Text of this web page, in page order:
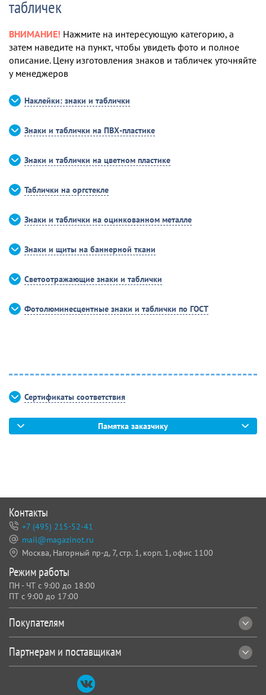
табличек
ВНИМАНИЕ! Нажмите на интересующую категорию, а
затем наведите на пункт, чтобы увидеть фото и полное
описание. Цену изготовления знаков и табличек уточняйте
у менеджеров
Наклейки: знаки и таблички
Знаки и таблички на ПВХ-пластике
Знаки и таблички на цветном пластике
Таблички на оргстекле
Знаки и таблички на оцинкованном металле
Знаки и щиты на баннерной ткани
Светоотражающие знаки и таблички
Фотолюминесцентные знаки и таблички по ГОСТ
Сертификаты соответствия
Памятка заказчику
Покупателям
Партнерам и поставщикам
Контакты
+7 (495) 215-52-41
mail@magazinot.ru
Москва, Нагорный пр-д, 7, стр. 1, корп. 1, офис 1100
Режим работы
ПН - ЧТ с 9:00 до 18:00
ПТ с 9:00 до 17:00